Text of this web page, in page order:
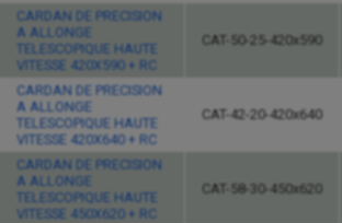
CARDAN DE PRECISION
A ALLONGE
TELESCOPIQUE HAUTE
VITESSE 420X590 + RC
CAT-50-25-420x590
CARDAN DE PRECISION
A ALLONGE
TELESCOPIQUE HAUTE
VITESSE 420X640 + RC
CAT-42-20-420x640
CARDAN DE PRECISION
A ALLONGE
TELESCOPIQUE HAUTE
VITESSE 450X620 + RC
CAT-58-30-450x620